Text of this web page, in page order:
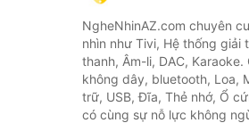
NgheNhinAZ.com chuyên
nhìn như Tivi, Hệ thống giải
thanh, Âm-li, DAC,
không dây, bluetooth, Loa,
trữ, USB, Đĩa, Thẻ nhớ, Ổ
có cùng sự nỗ lực không